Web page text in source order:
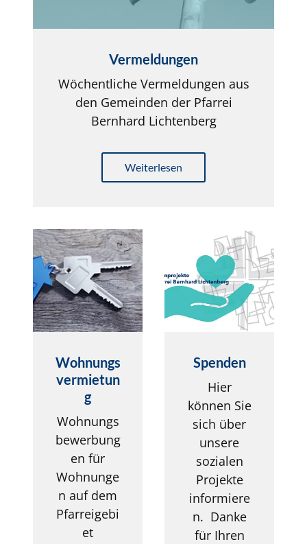
Vermeldungen
Wöchentliche Vermeldungen aus
den Gemeinden der Pfarrei
Bernhard Lichtenberg
Weiterlesen
Wohnungs
vermietun
g
Wohnungs
bewerbung
en für
Wohnunge
n auf dem
Pfarreigebi
et
Spenden
Hier
können Sie
sich über
unsere
sozialen
Projekte
informiere
n. Danke
für Ihren